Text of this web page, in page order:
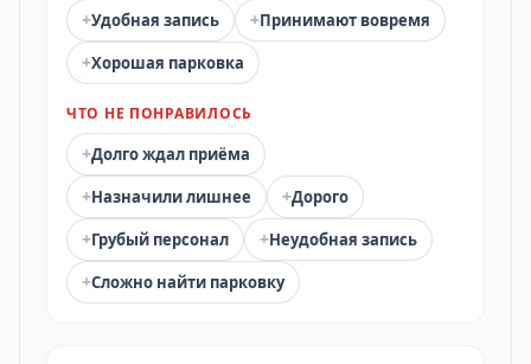
+Удобная запись +Принимают вовремя
+Хорошая парковка
ЧТО НЕ ПОНРАВИЛОСЬ
+Долго ждал приёма
+Назначили лишнее +Дорого
+Грубый персонал +Неудобная запись
+Сложно найти парковку